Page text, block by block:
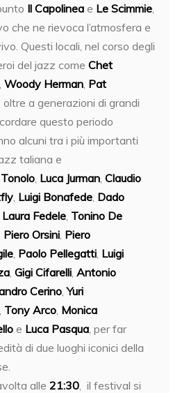
Il Capolinea e Le Scimmie
che ne rievoca l’atmosfera e
Questi locali, nel corso degli
del jazz come Chet
Woody Herman Pat
, oltre a generazioni di grandi
questo periodo
alcuni tra i più importanti
taliana e
Luca Jurman Claudio
Luigi Bonafede Dado
Laura Fedele Tonino De
Piero Orsini Piero
Paolo Pellegatti Luigi
Gigi Cifarelli Antonio
Cerino ,Yuri
Tony Arco Monica
e Luca Pasqua , per far
di due luoghi iconici della
alle 21:30 , il festival si